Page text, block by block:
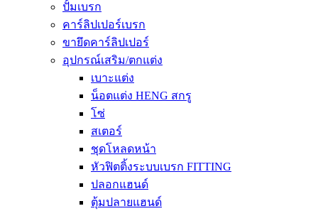
ปั้มเบรก
คาร์ลิปเปอร์เบรก
ขายึดคาร์ลิปเปอร์
อุปกรณ์เสริม/ตกแต่ง
เบาะแต่ง
น็อตแต่ง HENG สกรู
โซ่
สเตอร์
ชุดโหลดหน้า
หัวฟิตติ้งระบบเบรก FITTING
ปลอกแฮนด์
ตุ้มปลายแฮนด์